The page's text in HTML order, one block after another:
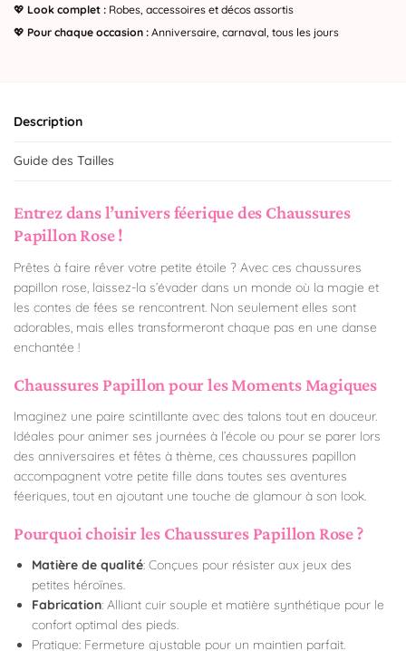
💖 Look complet : Robes, accessoires et décos assortis
💖 Pour chaque occasion : Anniversaire, carnaval, tous les jours
Description
Guide des Tailles
Entrez dans l’univers féerique des Chaussures
Papillon Rose !
Prêtes à faire rêver votre petite étoile ? Avec ces chaussures
papillon rose, laissez-la s’évader dans un monde où la magie et
les contes de fées se rencontrent. Non seulement elles sont
adorables, mais elles transformeront chaque pas en une danse
enchantée !
Chaussures Papillon pour les Moments Magiques
Imaginez une paire scintillante avec des talons tout en douceur.
Idéales pour animer ses journées à l’école ou pour se parer lors
des anniversaires et fêtes à thème, ces chaussures papillon
accompagnent votre petite fille dans toutes ses aventures
féeriques, tout en ajoutant une touche de glamour à son look.
Pourquoi choisir les Chaussures Papillon Rose ?
Matière de qualité: Conçues pour résister aux jeux des
petites héroïnes.
Fabrication: Alliant cuir souple et matière synthétique pour le
confort optimal des pieds.
Pratique: Fermeture ajustable pour un maintien parfait.